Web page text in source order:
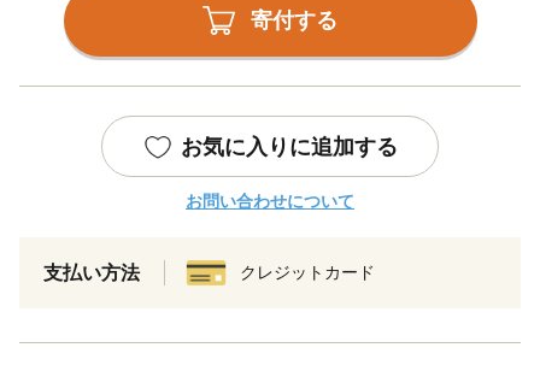
寄付する
お気に入りに追加する
お問い合わせについて
支払い方法 クレジットカード